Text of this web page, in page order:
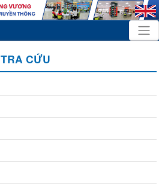
TRA CỨU